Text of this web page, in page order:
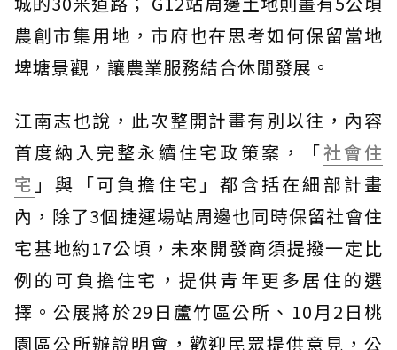
農創市集用地，市府也在思考如何保留當地
埤塘景觀，讓農業服務結合休閒發展。
江南志也說，此次整開計畫有別以往，內容
首度納入完整永續住宅政策案，「社會住
宅 」與「可負擔住宅」都含括在細部計畫
內，除了3個捷運場站周邊也同時保留社會住
宅基地約17公頃，未來開發商須提撥一定比
例的可負擔住宅，提供青年更多居住的選
擇。公展將於29日蘆竹區公所、10月2日桃
園區公所辦說明會，歡迎民眾提供意見，公